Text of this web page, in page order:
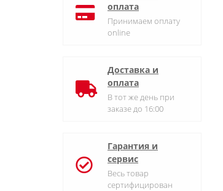
оплата
Принимаем оплату
online
Доставка и
оплата
В тот же день при
заказе до 16:00
Гарантия и
сервис
Весь товар
сертифицирован